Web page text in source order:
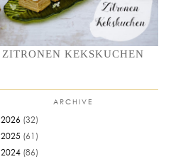
ZITRONEN KEKSKUCHEN
ARCHIVE
2026 (32)
2025 (61)
2024 (86)